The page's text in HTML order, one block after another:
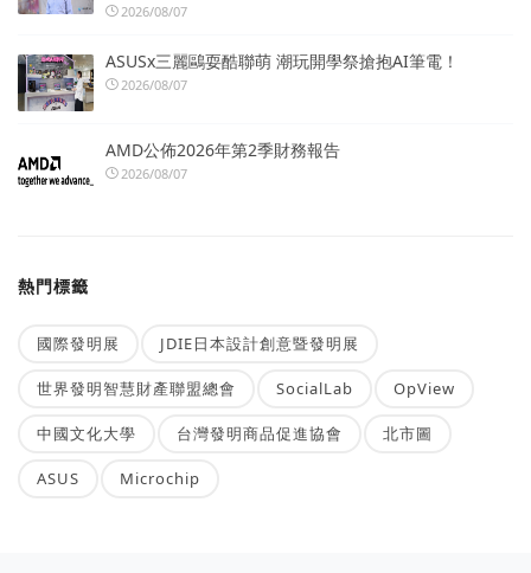
2026/08/07
ASUSx三麗鷗耍酷聯萌 潮玩開學祭搶抱AI筆電！
2026/08/07
AMD公佈2026年第2季財務報告
2026/08/07
熱門標籤
國際發明展 JDIE日本設計創意暨發明展
世界發明智慧財產聯盟總會 SocialLab OpView
中國文化大學 台灣發明商品促進協會 北市圖
ASUS Microchip